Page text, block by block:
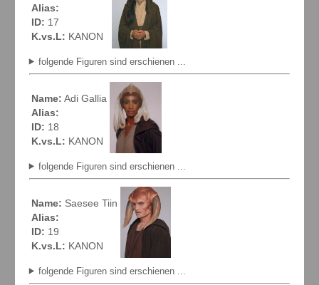
Alias:
ID: 17
K.vs.L: KANON
folgende Figuren sind erschienen ...
Name: Adi Gallia
Alias:
ID: 18
K.vs.L: KANON
folgende Figuren sind erschienen ...
Name: Saesee Tiin
Alias:
ID: 19
K.vs.L: KANON
folgende Figuren sind erschienen ...